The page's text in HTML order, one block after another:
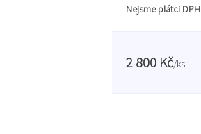
Nejsme plátci DPH
2 800 Kč/ks